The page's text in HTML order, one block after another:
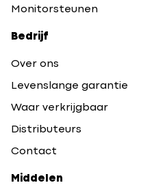
Monitorsteunen
Bedrijf
Over ons
Levenslange garantie
Waar verkrijgbaar
Distributeurs
Contact
Middelen